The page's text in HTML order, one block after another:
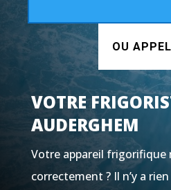
OU
VOTRE
AUDERGHEM
Votre appareil frigorifique
correctement ? Il n’y a